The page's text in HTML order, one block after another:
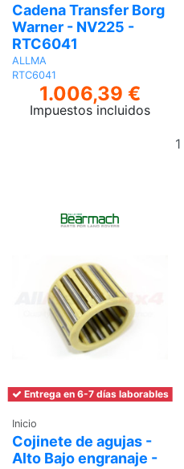
Cadena Transfer Borg
Warner - NV225 -
RTC6041
ALLMA
RTC6041
1.006,39 €
Impuestos incluidos
Entrega en 6-7 días laborables
Inicio
Cojinete de agujas -
Alto Bajo engranaje -